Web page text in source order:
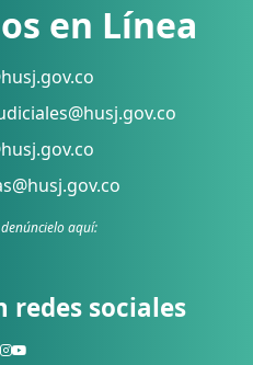
en Línea
aquí:
redes sociales